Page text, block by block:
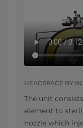
HEADSPACE BY
The unit
element to
nozzle which